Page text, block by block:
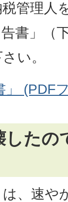
管理人
書」（
い。
」 (PDF
したの
、速や